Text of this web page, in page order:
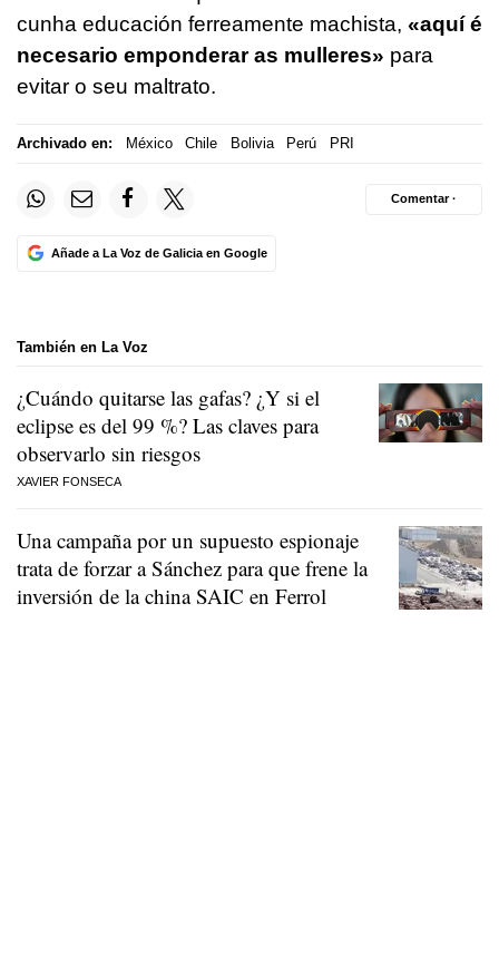
cunha educación ferreamente machista, «aquí é
necesario emponderar as mulleres» para
evitar o seu maltrato.
Archivado en: México Chile Bolivia Perú PRI
Añade a La Voz de Galicia en Google
Comentar ·
También en La Voz
¿Cuándo quitarse las gafas? ¿Y si el
eclipse es del 99 %? Las claves para
observarlo sin riesgos
XAVIER FONSECA
Una campaña por un supuesto espionaje
trata de forzar a Sánchez para que frene la
inversión de la china SAIC en Ferrol